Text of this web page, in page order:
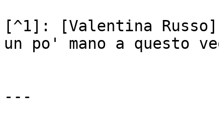
[^1]: [Valentina
un po' mano a questo
---